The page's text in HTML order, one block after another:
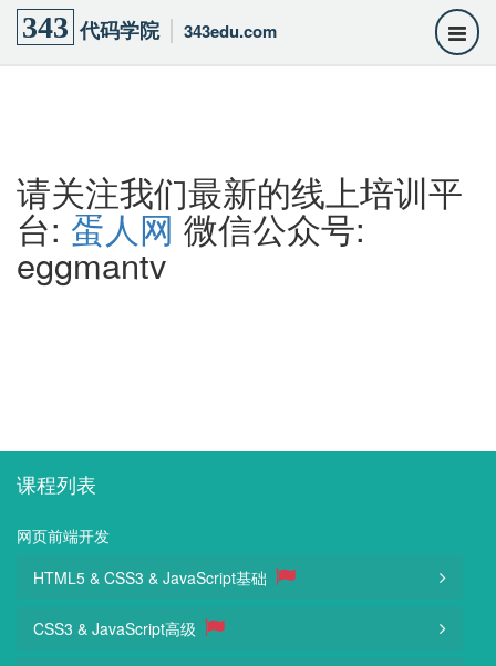
343 代码学院 343edu.com
请关注我们最新的线上培训平
台: 蛋人网 微信公众号:
eggmantv
课程列表
网页前端开发
HTML5 & CSS3 & JavaScript基础
CSS3 & JavaScript高级